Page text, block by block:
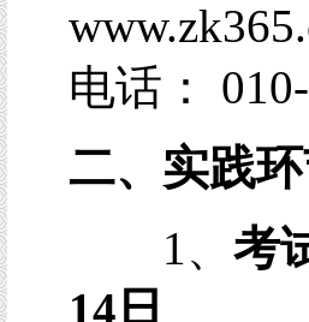
电话：
二、实践
1、 考
14日